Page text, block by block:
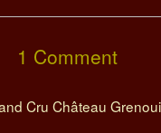
1 Comment
Cru Château